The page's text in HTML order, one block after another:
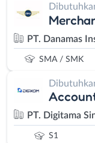
PT. Danamas
SMA / SMK
PT. Digitama
S1